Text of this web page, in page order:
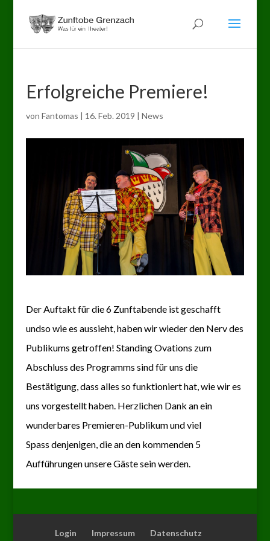
Erfolgreiche Premiere!
von Fantomas | 16. Feb. 2019 | News
Der Auftakt für die 6 Zunftabende ist geschafft
undso wie es aussieht, haben wir wieder den Nerv des
Publikums getroffen! Standing Ovations zum
Abschluss des Programms sind für uns die
Bestätigung, dass alles so funktioniert hat, wie wir es
uns vorgestellt haben. Herzlichen Dank an ein
wunderbares Premieren-Publikum und viel
Spass denjenigen, diean den kommenden 5
Aufführungen unsere Gäste sein werden.
Login Impressum Datenschutz